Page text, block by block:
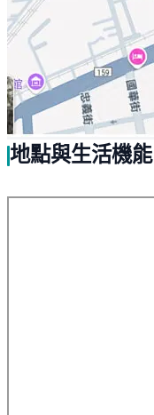
地點與生活機能